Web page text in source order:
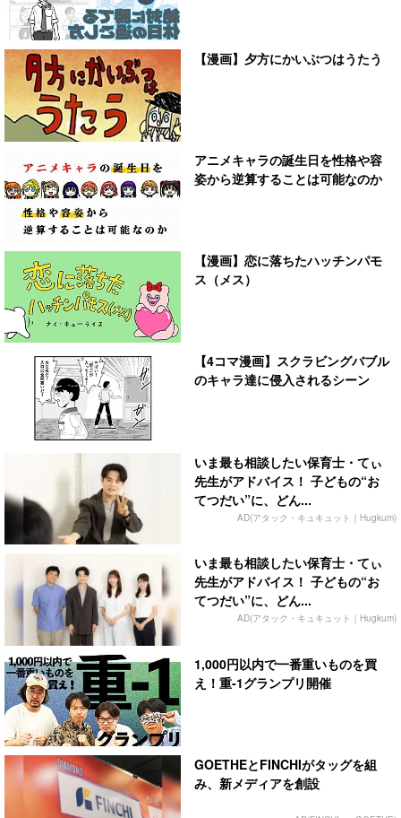
【漫画】夕方にかいぶつはうたう
アニメキャラの誕生日を性格や容
姿から逆算することは可能なのか
【漫画】恋に落ちたハッチンパモ
ス（メス）
【4コマ漫画】スクラビングバブル
のキャラ達に侵入されるシーン
いま最も相談したい保育士・てぃ
先生がアドバイス！ 子どもの“お
てつだい”に、どん...
AD(アタック・キュキュット｜Hugkum)
いま最も相談したい保育士・てぃ
先生がアドバイス！ 子どもの“お
てつだい”に、どん...
AD(アタック・キュキュット｜Hugkum)
1,000円以内で一番重いものを買
え！重-1グランプリ開催
GOETHEとFINCHIがタッグを組
み、新メディアを創設